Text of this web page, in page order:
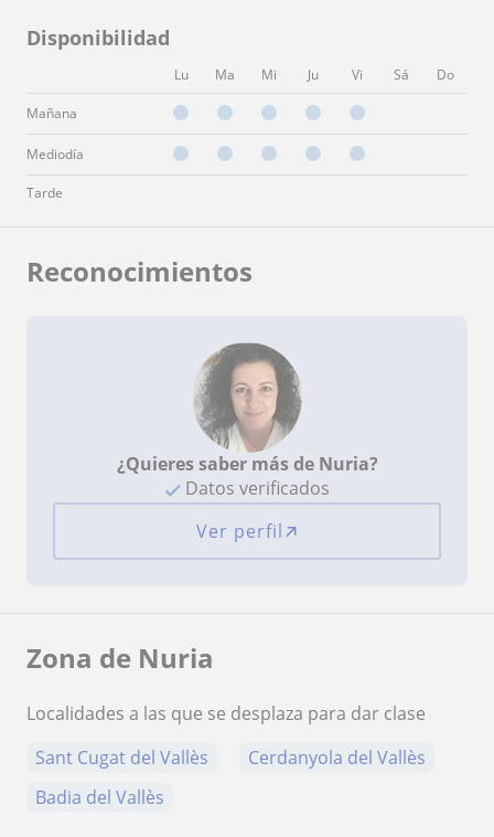
Disponibilidad
Lu Ma Mi Ju Vi Sá Do
Mañana
Mediodía
Tarde
Reconocimientos
¿Quieres saber más de Nuria?
Datos verificados
Ver perfil
Zona de Nuria
Localidades a las que se desplaza para dar clase
Sant Cugat del Vallès
Cerdanyola del Vallès
Badia del Vallès